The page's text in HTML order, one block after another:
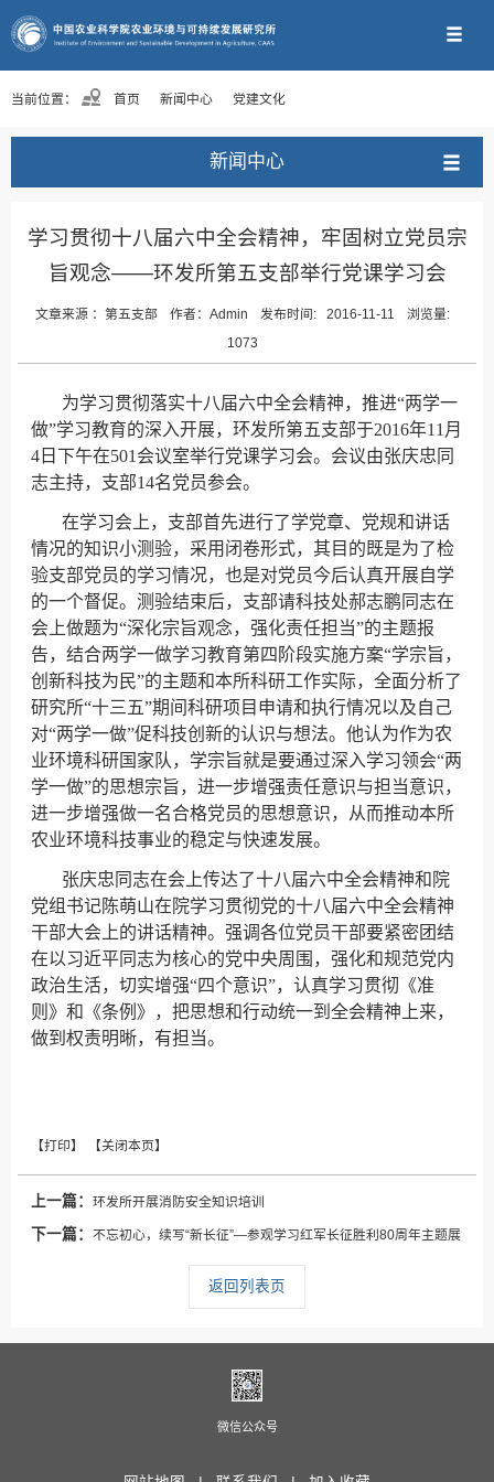
当前位置： 首页 新闻中心 党建文化
新闻中心
学习贯彻十八届六中全会精神，牢固树立党员宗
旨观念——环发所第五支部举行党课学习会
文章来源 ： 第五支部 作者：Admin 发布时间: 2016-11-11
浏览量:
1073
为学习贯彻落实十八届六中全会精神，推进“两学一
做”学习教育的深入开展，环发所第五支部于2016年11月
4日下午在501会议室举行党课学习会。会议由张庆忠同
志主持，支部14名党员参会。
在学习会上，支部首先进行了学党章、党规和讲话
情况的知识小测验，采用闭卷形式，其目的既是为了检
验支部党员的学习情况，也是对党员今后认真开展自学
的一个督促。测验结束后，支部请科技处郝志鹏同志在
会上做题为“深化宗旨观念，强化责任担当”的主题报
告，结合两学一做学习教育第四阶段实施方案“学宗旨，
创新科技为民”的主题和本所科研工作实际，全面分析了
研究所“十三五”期间科研项目申请和执行情况以及自己
对“两学一做”促科技创新的认识与想法。他认为作为农
业环境科研国家队，学宗旨就是要通过深入学习领会“两
学一做”的思想宗旨，进一步增强责任意识与担当意识，
进一步增强做一名合格党员的思想意识，从而推动本所
农业环境科技事业的稳定与快速发展。
张庆忠同志在会上传达了十八届六中全会精神和院
党组书记陈萌山在院学习贯彻党的十八届六中全会精神
干部大会上的讲话精神。强调各位党员干部要紧密团结
在以习近平同志为核心的党中央周围，强化和规范党内
政治生活，切实增强“四个意识”，认真学习贯彻《准
则》和《条例》，把思想和行动统一到全会精神上来，
做到权责明晰，有担当。
上一篇：环发所开展消防安全知识培训
下一篇：不忘初心，续写“新长征”—参观学习红军长征胜利80周年主题展
返回列表页
微信公众号